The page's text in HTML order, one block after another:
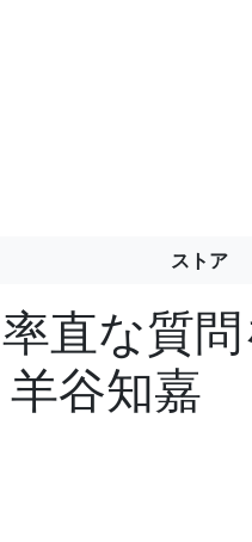
ストア
直な質
谷知嘉